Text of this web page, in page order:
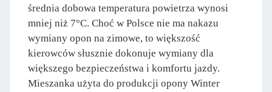
średnia dobowa temperatura powietrza wynosi
mniej niż 7°C. Choć w Polsce nie ma nakazu
wymiany opon na zimowe, to większość
kierowców słusznie dokonuje wymiany dla
większego bezpieczeństwa i komfortu jazdy.
Mieszanka użyta do produkcji opony Winter